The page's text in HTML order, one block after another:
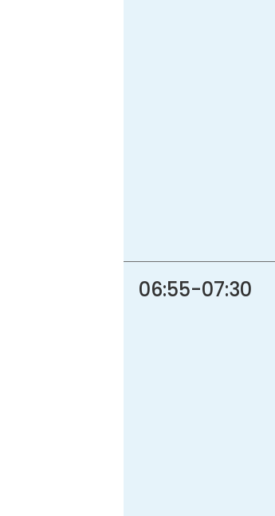
Haruna
Naganohara
Numata
06:55-07:30